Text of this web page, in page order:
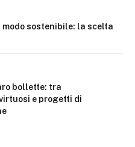
sostenibile: la scelta
bollette: tra
e progetti di